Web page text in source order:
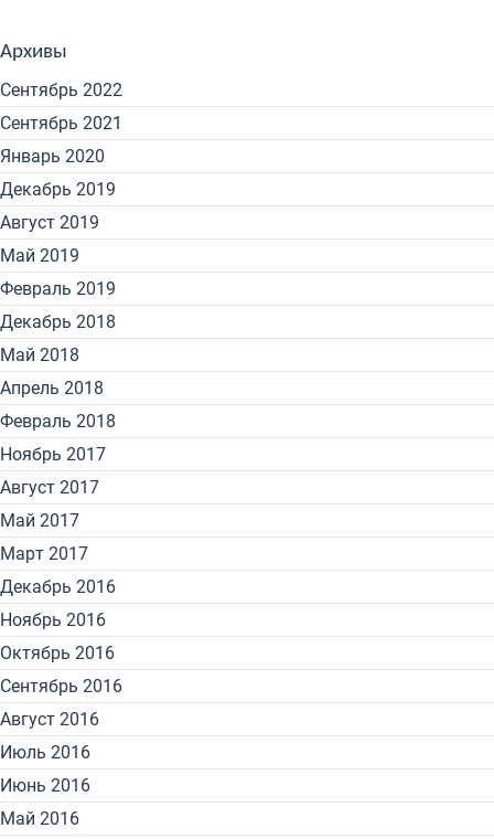
Архивы
Сентябрь 2022
Сентябрь 2021
Январь 2020
Декабрь 2019
Август 2019
Май 2019
Февраль 2019
Декабрь 2018
Май 2018
Апрель 2018
Февраль 2018
Ноябрь 2017
Август 2017
Май 2017
Март 2017
Декабрь 2016
Ноябрь 2016
Октябрь 2016
Сентябрь 2016
Август 2016
Июль 2016
Июнь 2016
Май 2016